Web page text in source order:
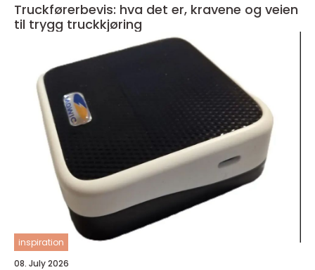
Truckførerbevis: hva det er, kravene og veien
til trygg truckkjøring
inspiration
08. July 2026